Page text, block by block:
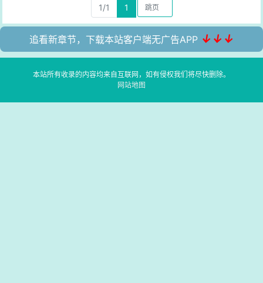
1/1 1
追看新章节，下载本站客户端无广告APP ↓↓↓
本站所有收录的内容均来自互联网，如有侵权我们将尽快删除。
网站地图